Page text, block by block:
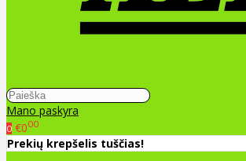
Mano paskyra
0 €000
Prekių krepšelis tuščias!